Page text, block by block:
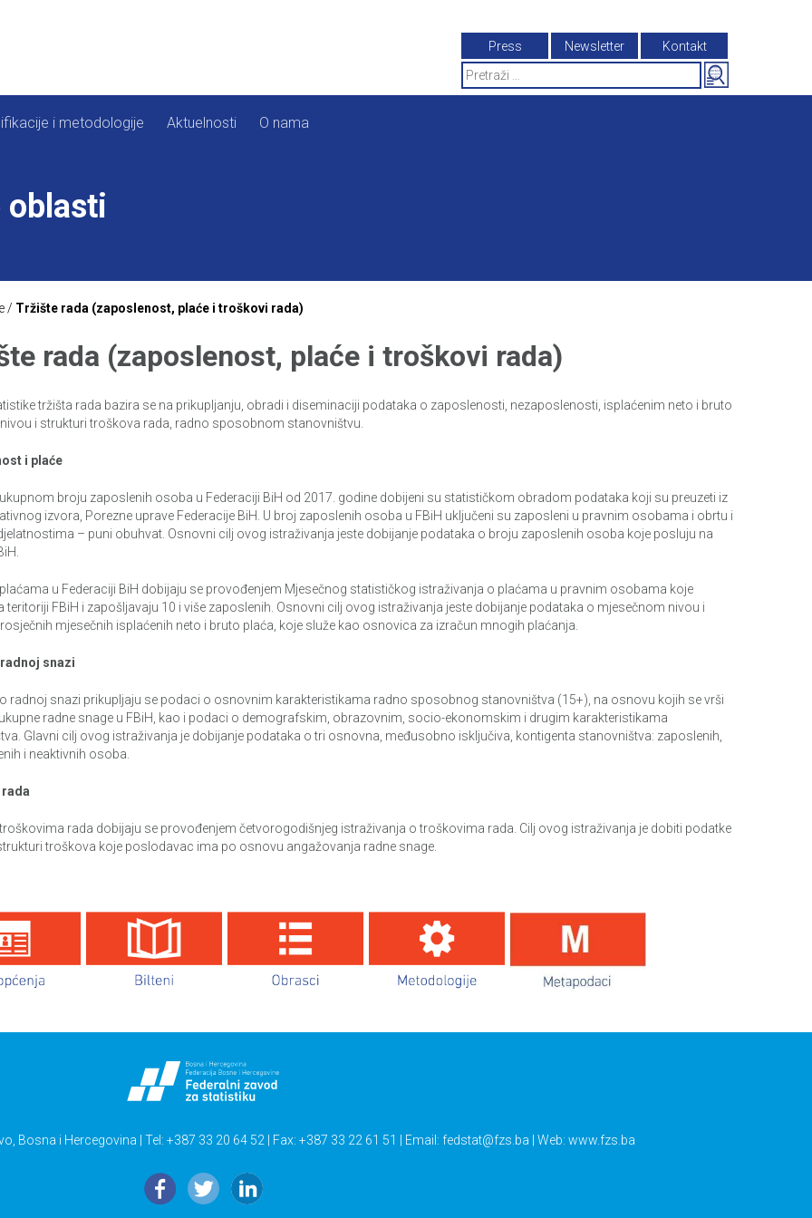
Press Newsletter
Kontakt
Search
for:
i metodologije Aktuelnosti O nama
/ Tržište rada (zaposlenost, plaće i troškovi rada)
rada (zaposlenost, plaće i troškovi rada)
tržišta rada bazira se na prikupljanju, obradi i diseminaciji podataka o zaposlenosti, nezaposlenosti, isplaćenim neto i bruto
i strukturi troškova rada, radno sposobnom stanovništvu.
i plaće
broju zaposlenih osoba u Federaciji BiH od 2017. godine dobijeni su statističkom obradom podataka koji su preuzeti iz
izvora, Porezne uprave Federacije BiH. U broj zaposlenih osoba u FBiH uključeni su zaposleni u pravnim osobama i obrtu i
– puni obuhvat. Osnovni cilj ovog istraživanja jeste dobijanje podataka o broju zaposlenih osoba koje posluju na
u Federaciji BiH dobijaju se provođenjem Mjesečnog statističkog istraživanja o plaćama u pravnim osobama koje
teritoriji FBiH i zapošljavaju 10 i više zaposlenih. Osnovni cilj ovog istraživanja jeste dobijanje podataka o mjesečnom nivou i
mjesečnih isplaćenih neto i bruto plaća, koje služe kao osnovica za izračun mnogih plaćanja.
snazi
radnoj snazi prikupljaju se podaci o osnovnim karakteristikama radno sposobnog stanovništva (15+), na osnovu kojih se vrši
radne snage u FBiH, kao i podaci o demografskim, obrazovnim, socio-ekonomskim i drugim karakteristikama
Glavni cilj ovog istraživanja je dobijanje podataka o tri osnovna, međusobno isključiva, kontigenta stanovništva: zaposlenih,
i neaktivnih osoba.
rada dobijaju se provođenjem četvorogodišnjeg istraživanja o troškovima rada. Cilj ovog istraživanja je dobiti podatke
troškova koje poslodavac ima po osnovu angažovanja radne snage.
Bosna i Hercegovina | Tel: +387 33 20 64 52 | Fax: +387 33 22 61 51 | Email: fedstat@fzs.ba | Web: www.fzs.ba